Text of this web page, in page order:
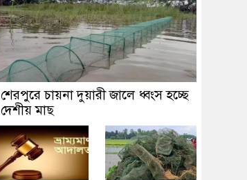
শেরপুরে চায়না দুয়ারী জালে ধ্বংস হচ্ছে
দেশীয় মাছ